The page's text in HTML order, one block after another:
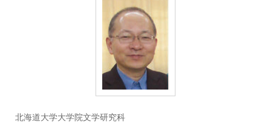
北海道大学大学院文学研究科